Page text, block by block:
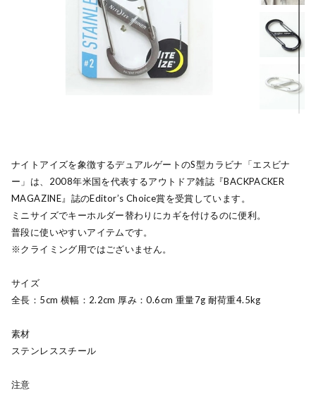
ナイトアイズを象徴するデュアルゲートのS型カラビナ「エスビナ
ー」は、2008年米国を代表するアウトドア雑誌『BACKPACKER
MAGAZINE』誌のEditor’s Choice賞を受賞しています。
ミニサイズでキーホルダー替わりにカギを付けるのに便利。
普段に使いやすいアイテムです。
※クライミング用ではございません。
サイズ
全長：5cm 横幅：2.2cm 厚み：0.6cm 重量7g 耐荷重4.5kg
素材
ステンレススチール
注意